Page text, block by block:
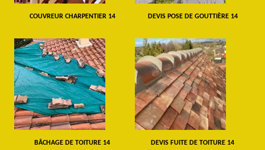
COUVREUR CHARPENTIER 14 DEVIS POSE DE GOUTTIÈRE 14
BÂCHAGE DE TOITURE 14 DEVIS FUITE DE TOITURE 14